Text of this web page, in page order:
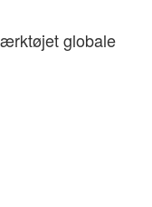
globale